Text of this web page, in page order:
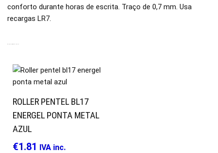
conforto durante horas de escrita. Traço de 0,7 mm. Usa
recargas LR7.
ROLLER PENTEL BL17
ENERGEL PONTA METAL
AZUL
€1.81 IVA inc.